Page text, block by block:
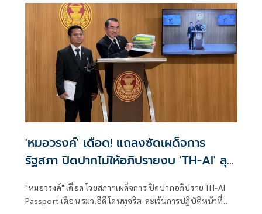
'หมอวรงค์' เดือด! แถลงซัดเผด็จการ
รัฐสภา ปิดปากไม่ให้อภิปรายงบ 'TH-AI' ลุย
"หมอวรงค์" เดือด โวยสภาฯเผด็จการ ปิดปากอภิปราย TH-AI
Passport เตือน รมว.อีดี โดนทุจริต-ละเว้นการปฏิบัติหน้าที่